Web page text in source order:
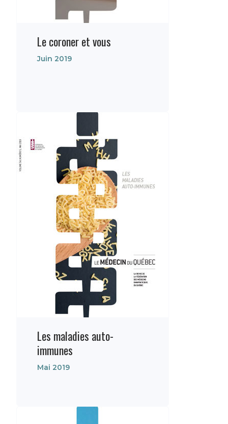
Le coroner et vous
Juin 2019
Les maladies auto-
immunes
Mai 2019